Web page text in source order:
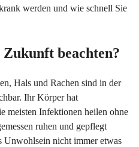
werden und wie schnell Sie
beachten?
Hals und Rachen sind in der
Ihr Körper hat
meisten Infektionen heilen ohne
ruhen und gepflegt
Unwohlsein nicht immer etwas